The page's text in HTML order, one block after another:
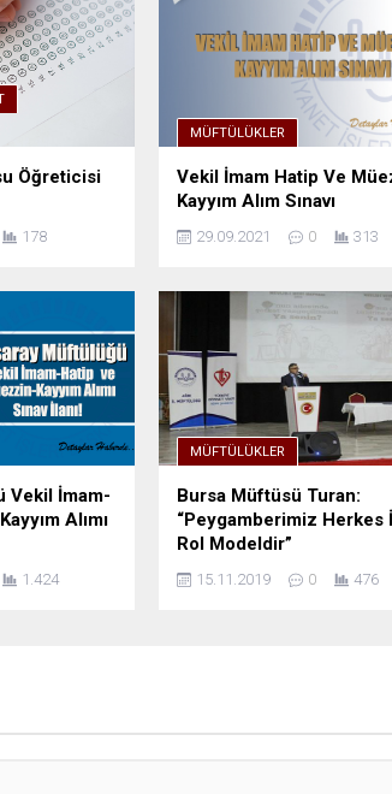
Öğreticisi
178
MÜFTÜLÜKLER
Vekil İmam Hatip Ve
Kayyım Alım Sınavı
29.09.2021 0 313
Vekil İmam-
Alımı
1.424
MÜFTÜLÜKLER
Bursa Müftüsü Turan:
“Peygamberimiz Herkes
Rol Modeldir”
15.11.2019 0 476